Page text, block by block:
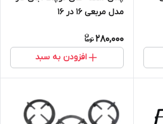
مدل مربعی 16 در 16
280,000
افزودن به سبد